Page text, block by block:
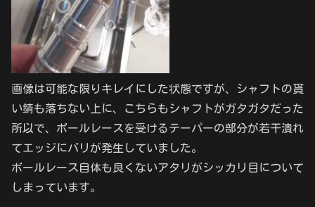
画像は可能な限りキレイにした状態ですが、シャフトの貰
い錆も落ちない上に、こちらもシャフトがガタガタだった
所以で、ボールレースを受けるテーパーの部分が若干潰れ
てエッジにバリが発生していました。
ボールレース自体も良くないアタリがシッカリ目について
しまっています。